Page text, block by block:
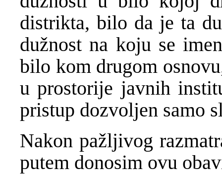
distrikta, bilo da je ta
dužnost na koju se
bilo kom drugom
u prostorije javnih
pristup dozvoljen samo
Nakon pažljivog
putem donosim ovu